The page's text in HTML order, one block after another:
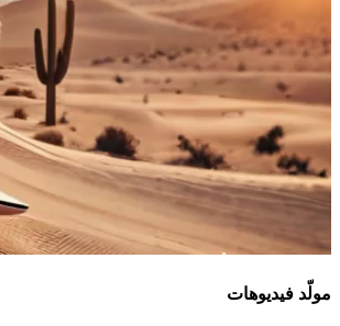
مولّد فيديوهات